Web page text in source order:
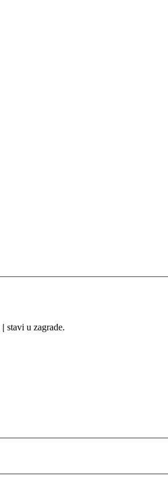
| stavi u zagrade.